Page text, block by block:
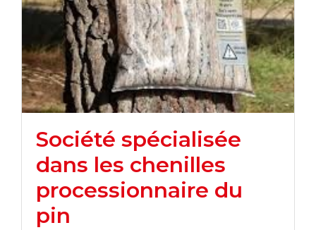
Société spécialisée
dans les chenilles
processionnaire du
pin